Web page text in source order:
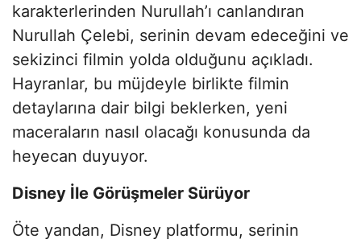
karakterlerinden Nurullah’ı canlandıran
Nurullah Çelebi, serinin devam edeceğini ve
sekizinci filmin yolda olduğunu açıkladı.
Hayranlar, bu müjdeyle birlikte filmin
detaylarına dair bilgi beklerken, yeni
maceraların nasıl olacağı konusunda da
heyecan duyuyor.
Disney İle Görüşmeler Sürüyor
Öte yandan, Disney platformu, serinin